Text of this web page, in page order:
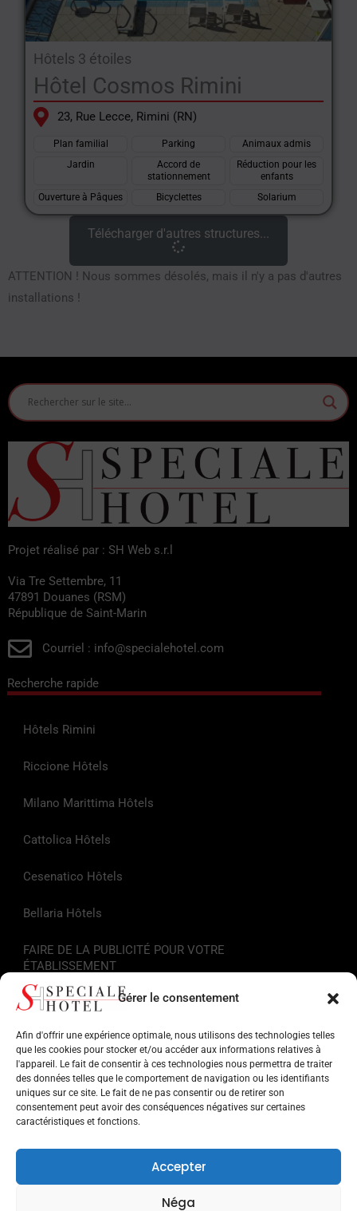
Gérer le consentement
Afin d'offrir une expérience optimale, nous utilisons des technologies telles
que les cookies pour stocker et/ou accéder aux informations relatives à
l'appareil. Le fait de consentir à ces technologies nous permettra de traiter
des données telles que le comportement de navigation ou les identifiants
uniques sur ce site. Le fait de ne pas consentir ou de retirer son
consentement peut avoir des conséquences négatives sur certaines
caractéristiques et fonctions.
Accepter
Néga
Hôtels 3 étoiles
Hôtel Cosmos Rimini
23, Rue Lecce, Rimini (RN)
Plan familial Parking
Animaux admis
Jardin
Accord de
stationnement
Réduction pour les
enfants
Ouverture à Pâques
Bicyclettes Solarium
Télécharger d'autres structures...
ATTENTION ! Nous sommes désolés, mais il n'y a pas d'autres
installations !
Projet réalisé par : SH Web s.r.l
Via Tre Settembre, 11
47891 Douanes (RSM)
République de Saint-Marin
Courriel : info@specialehotel.com
Recherche rapide
Hôtels Rimini
Riccione Hôtels
Milano Marittima Hôtels
Cattolica Hôtels
Cesenatico Hôtels
Bellaria Hôtels
FAIRE DE LA PUBLICITÉ POUR VOTRE
ÉTABLISSEMENT
Liens utiles
Informations touristiques
Hôtels sur la Riviera Romagnola
Points d'intérêt en Romagne